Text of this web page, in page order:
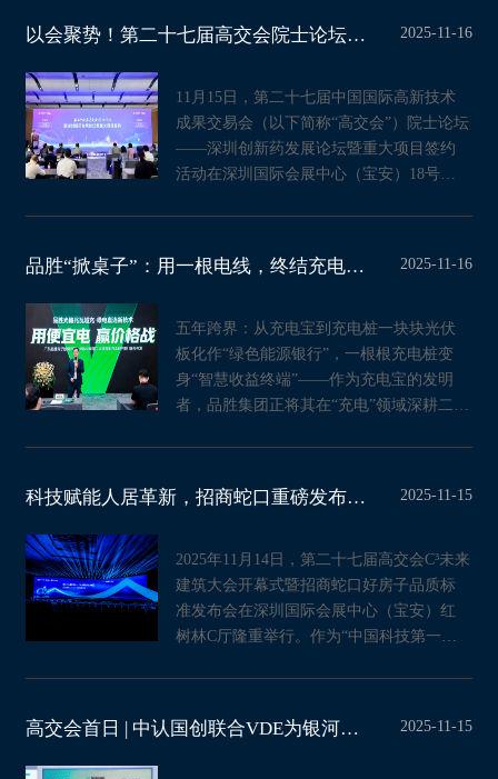
以会聚势！第二十七届高交会院士论坛引领生物医药创新浪潮 2025-11-16
11月15日，第二十七届中国国际高新技术
成果交易会（以下简称“高交会”）院士论坛
——深圳创新药发展论坛暨重大项目签约
活动在深圳国际会展中心（宝安）18号馆
品胜“掀桌子”：用一根电线，终结充电运营的服务费价格战 2025-11-16
五年跨界：从充电宝到充电桩一块块光伏
板化作“绿色能源银行”，一根根充电桩变
身“智慧收益终端”——作为充电宝的发明
者，品胜集团正将其在“充电”领域深耕二十
科技赋能人居革新，招商蛇口重磅发布“好房子”品质标准 2025-11-15
2025年11月14日，第二十七届高交会C³未来
建筑大会开幕式暨招商蛇口好房子品质标
准发布会在深圳国际会展中心（宝安）红
树林C厅隆重举行。作为“中国科技第一
高交会首日 | 中认国创联合VDE为银河龙芯及奥能电源颁发德国计量Module B证书 2025-11-15